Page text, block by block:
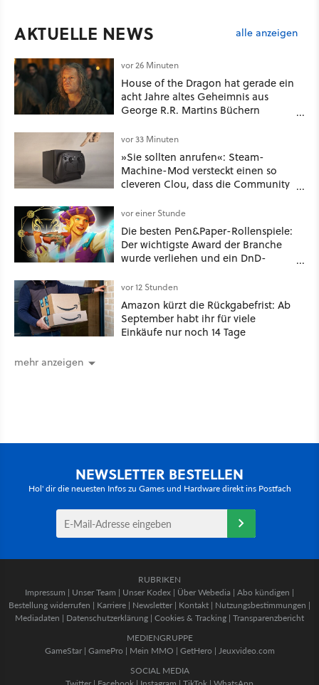
AKTUELLE NEWS alle anzeigen
vor 26 Minuten
House of the Dragon hat gerade ein
acht Jahre altes Geheimnis aus
George R.R. Martins Büchern
vor 33 Minuten
»Sie sollten anrufen«: Steam-
Machine-Mod versteckt einen so
cleveren Clou, dass die Community
gleich so macht
vor einer Stunde
Die besten Pen&Paper-Rollenspiele:
Der wichtigste Award der Branche
wurde verliehen und ein DnD-
vor 12 Stunden
Amazon kürzt die Rückgabefrist: Ab
September habt ihr für viele
Einkäufe nur noch 14 Tage
mehr anzeigen
NEWSLETTER BESTELLEN
Hol' dir die neuesten Infos zu Games und Hardware direkt ins Postfach
RUBRIKEN
Impressum | Unser Team | Unser Kodex | Über Webedia | Abo kündigen |
Bestellung widerrufen | Karriere | Newsletter | Kontakt | Nutzungsbestimmungen |
Mediadaten | Datenschutzerklärung | Cookies & Tracking | Transparenzbericht
MEDIENGRUPPE
GameStar| GamePro | Mein MMO | GetHero | Jeuxvideo.com
SOCIAL MEDIA